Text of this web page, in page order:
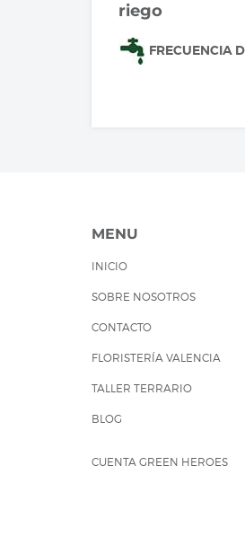
riego
FRECUENCIA
MENU
INICIO
SOBRE NOSOTROS
CONTACTO
FLORISTERÍA VALENCIA
TALLER TERRARIO
BLOG
CUENTA GREEN HEROES